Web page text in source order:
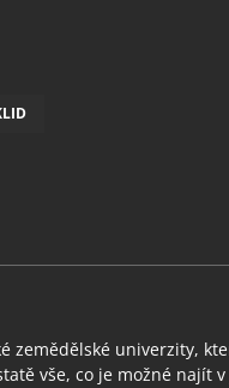
zemědělské univerzity,
vše, co je možné najít v